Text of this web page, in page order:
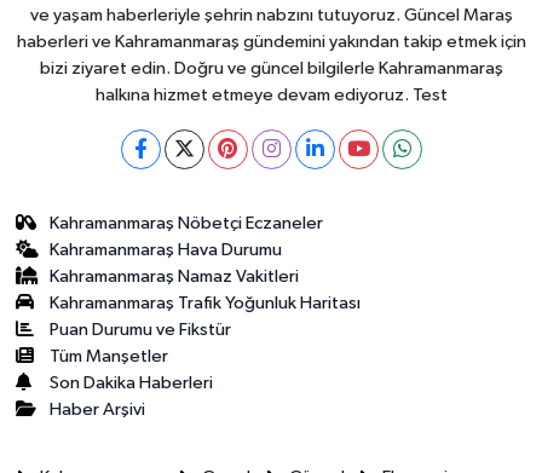
ve yaşam haberleriyle şehrin nabzını tutuyoruz. Güncel Maraş
haberleri ve Kahramanmaraş gündemini yakından takip etmek için
bizi ziyaret edin. Doğru ve güncel bilgilerle Kahramanmaraş
halkına hizmet etmeye devam ediyoruz. Test
Kahramanmaraş Nöbetçi Eczaneler
Kahramanmaraş Hava Durumu
Kahramanmaraş Namaz Vakitleri
Kahramanmaraş Trafik Yoğunluk Haritası
Puan Durumu ve Fikstür
Tüm Manşetler
Son Dakika Haberleri
Haber Arşivi